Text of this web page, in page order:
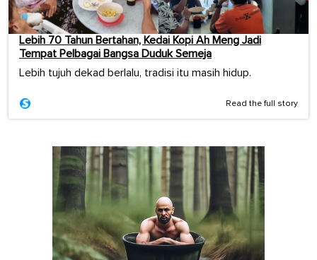
Lebih 70 Tahun Bertahan, Kedai Kopi Ah Meng Jadi
Tempat Pelbagai Bangsa Duduk Semeja
Lebih tujuh dekad berlalu, tradisi itu masih hidup.
Read the full story